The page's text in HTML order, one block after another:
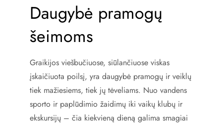
Daugybė pramogų
šeimoms
Graikijos viešbučiuose, siūlančiuose viskas
įskaičiuota poilsį, yra daugybė pramogų ir veiklų
tiek mažiesiems, tiek jų tėveliams. Nuo vandens
sporto ir paplūdimio žaidimų iki vaikų klubų ir
ekskursijų – čia kiekvieną dieną galima smagiai